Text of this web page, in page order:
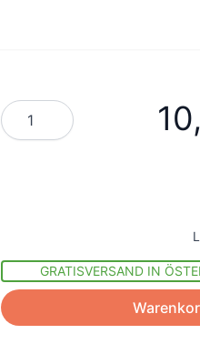
Menge
GRATISVERSAND IN